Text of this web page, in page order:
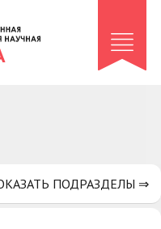
ПОДРАЗДЕЛЫ ⇒